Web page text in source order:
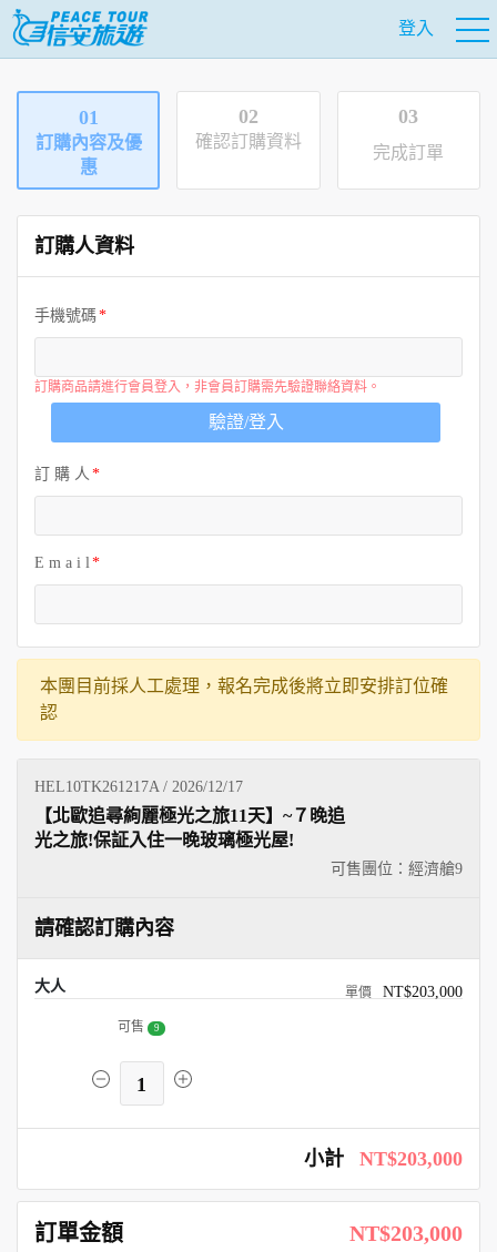
登入
01
訂購內容及優
惠
02
確認訂購資料
03
完成訂單
訂購人資料
手機號碼
訂購商品請進行會員登入，非會員訂購需先驗證聯絡資料。
驗證/登入
訂 購 人
E m a i l
本團目前採人工處理，報名完成後將立即安排訂位確
認
HEL10TK261217A / 2026/12/17
可售團位：經濟艙9
【北歐追尋絢麗極光之旅11天】~７晚追
光之旅!保証入住一晚玻璃極光屋!
請確認訂購內容
大人 NT$203,000
可售 9
1
小計 NT$203,000
訂單金額 NT$203,000